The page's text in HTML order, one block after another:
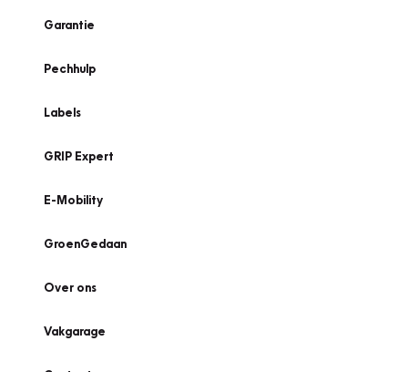
Garantie
Pechhulp
Labels
GRIP Expert
E-Mobility
GroenGedaan
Over ons
Vakgarage